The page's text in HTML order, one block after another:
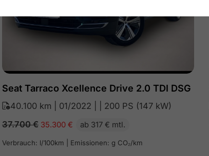
Seat Tarraco Xcellence Drive 2.0 TDI DSG
40.100 km | 01/2022 | | 200 PS (147 kW)
37.700€35.300 € ab 317 € mtl.
Verbrauch: l/100km | Emissionen: g CO₂/km